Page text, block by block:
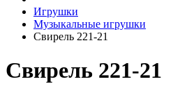
Игрушки
Музыкальные игрушки
Свирель 221-21
Свирель 221-21